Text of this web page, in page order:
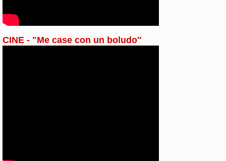
CINE - "Me case con un boludo″